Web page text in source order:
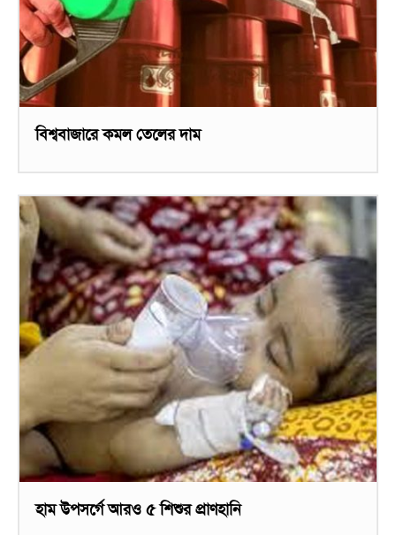
বিশ্ববাজারে কমল তেলের দাম
হাম উপসর্গে আরও ৫ শিশুর প্রাণহানি